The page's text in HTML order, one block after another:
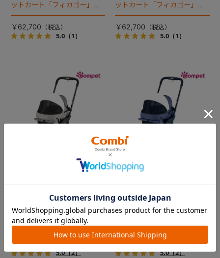
ットカート「フィカゴー」に
キャビン着脱タイプが新登
場！
￥62,700
5.0（1）
ットカート「フィカゴー」に
キャビン着脱タイプが新登
場！
￥62,700
5.0（1）
新色登場！幌はファスナー式
でラクラク開閉でき、ワンち
ゃんやネコちゃんの抜け出し
を防止！キャリー部前面にメ
ッシュがプラスされた通気性
￥39,600
5.0（2）
ルファ
新色登場！幌はファスナー式
ゃんやネコちゃんの抜け出し
を防止！キャリー部前面にメ
ッシュがプラスされた通気性
￥39,600
5.0（2）